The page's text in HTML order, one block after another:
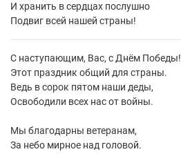
И хранить в сердцах послушно
Подвиг всей нашей страны!
С наступающим, Вас, с Днём Победы!
Этот праздник общий для страны.
Ведь в сорок пятом наши деды,
Освободили всех нас от войны.
Мы благодарны ветеранам,
За небо мирное над головой.